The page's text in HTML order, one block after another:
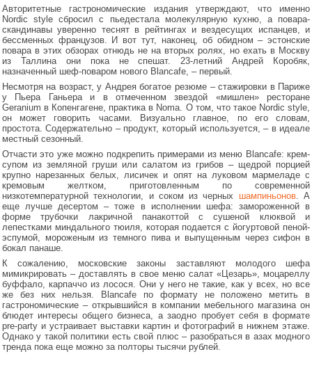
Авторитетные гастрономические издания утверждают, что именно
Nordic style сбросил с пьедестала молекулярную кухню, а повара-
скандинавы уверенно теснят в рейтингах и вездесущих испанцев, и
бессменных французов. И вот тут, наконец, об обидном – эстонские
повара в этих обзорах отнюдь не на вторых ролях, но ехать в Москву
из Таллина они пока не спешат. 23-летний Андрей Коробяк,
назначенный шеф-поваром нового Blancafe, – первый.
Несмотря на возраст, у Андрея богатое резюме – стажировки в Париже
у Пьера Ганьера и в отмеченном звездой «мишлен» ресторане
Geranium в Копенгагене, практика в Noma. О том, что такое Nordic style,
он может говорить часами. Визуально главное, по его словам,
простота. Содержательно – продукт, который используется, – в идеале
местный сезонный.
Отчасти это уже можно подкрепить примерами из меню Blancafe: крем-
супом из земляной груши или салатом из грибов – щедрой порцией
крупно нарезанных белых, лисичек и опят на луковом мармеладе с
кремовым желтком, приготовленным по современной
низкотемпературной технологии, и соком из черных шампиньонов. А
еще лучше десертом – тоже в исполнении шефа: замороженной в
форме трубочки лакричной панакоттой с сушеной клюквой и
лепестками миндального тюиля, которая подается с йогуртовой пеной-
эспумой, мороженым из темного пива и выпущенным через сифон в
бокал панаше.
К сожалению, московские законы заставляют молодого шефа
мимикрировать – доставлять в свое меню салат «Цезарь», моцареллу
буффало, карпаччо из лосося. Они у него не такие, как у всех, но все
же без них нельзя. Blancafe по формату не положено метить в
гастрономические – открывшийся в компании мебельного магазина он
блюдет интересы общего бизнеса, а заодно пробует себя в формате
pre-party и устраивает выставки картин и фотографий в нижнем этаже.
Однако у такой политики есть свой плюс – разобраться в азах модного
тренда пока еще можно за полторы тысячи рублей.